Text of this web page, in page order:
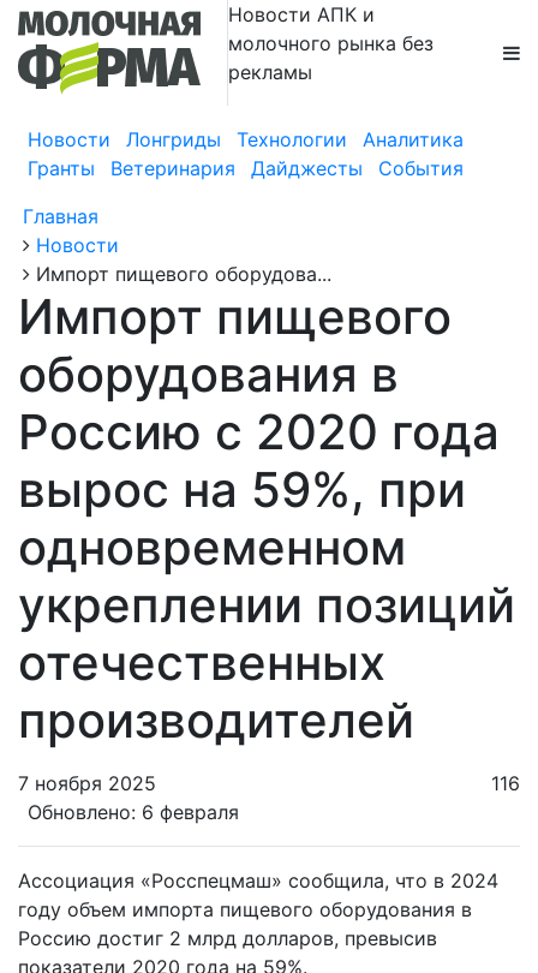
Новости АПК и
молочного рынка без
рекламы
Новости Лонгриды Технологии
Аналитика
Гранты
Ветеринария Дайджесты
События
Главная
Новости
Импорт пищевого оборудова...
Импорт пищевого
оборудования в
Россию с 2020 года
вырос на 59%, при
одновременном
укреплении позиций
отечественных
производителей
7 ноября 2025
Обновлено: 6 февраля
116
Ассоциация «Росспецмаш» сообщила, что в 2024
году объем импорта пищевого оборудования в
Россию достиг 2 млрд долларов, превысив
показатели 2020 года на 59%.